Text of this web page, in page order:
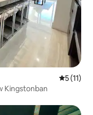
Átlagos
5 (11)
Kingstonban